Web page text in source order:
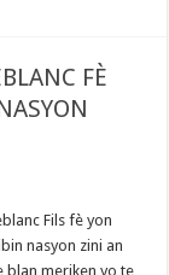
FÈ
Fils fè yon
nasyon zini an
blan meriken yo te